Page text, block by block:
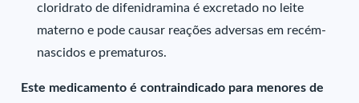
cloridrato de difenidramina é excretado no leite
materno e pode causar reações adversas em recém-
nascidos e prematuros.
Este medicamento é contraindicado para menores de